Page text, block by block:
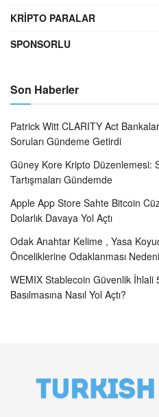
KRIPTO PARALAR
SPONSORLU
Son Haberler
Patrick Witt CLARITY Act
Soruları Gündeme Getirdi
Güney Kore Kripto Düzenlemesi:
Tartışmaları Gündemde
Apple App Store Sahte Bitcoin
Dolarlık Davaya Yol Açtı
Odak Anahtar Kelime , Yasa
Önceliklerine Odaklanması
WEMIX Stablecoin Güvenlik İhlali
Basılmasına Nasıl Yol Açtı?